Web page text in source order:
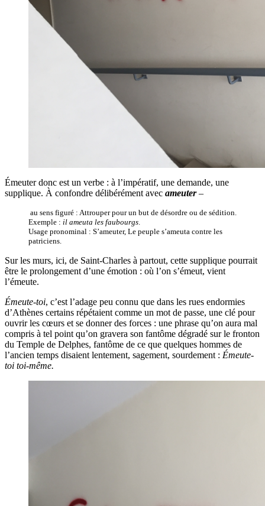
Émeuter donc est un verbe : à l’impératif, une demande, une
supplique. À confondre délibérément avec ameuter –
au sens figuré : Attrouper pour un but de désordre ou de sédition.
Exemple : il ameuta les faubourgs
Usage pronominal : S’ameuter, Le peuple s’ameuta contre les
patriciens.
Sur les murs, ici, de Saint-Charles à partout, cette supplique pourrait
être le prolongement d’une émotion : où l’on s’émeut, vient
l’émeute.
Émeute-toi, c’est l’adage peu connu que dans les rues endormies
d’Athènes certains répétaient comme un mot de passe, une clé pour
ouvrir les cœurs et se donner des forces : une phrase qu’on aura mal
compris à tel point qu’on gravera son fantôme dégradé sur le fronton
du Temple de Delphes, fantôme de ce que quelques hommes de
l’ancien temps disaient lentement, sagement, sourdement : Émeute-
toi toi-même.